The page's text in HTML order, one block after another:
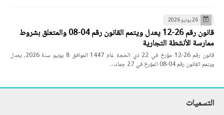
26 يونيو 2026
قانون رقم 26-12 يعدل ويتمم القانون رقم 04-08 والمتعلق بشروط
ممارسة الأنشطة التجارية
قانون رقم 26-12 مؤرخ في 22 ذي الحجة عام 1447 الموافق 8 يونيو سنة 2026، يعدل
ويتمم القانون رقم 04-08 المؤرخ في 27 جماد…
التسميات